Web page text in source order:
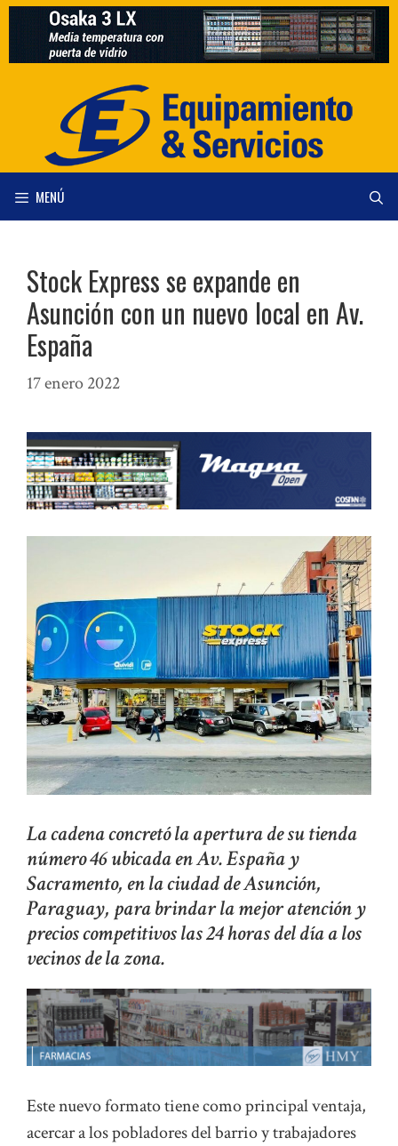
Saltar
contenido
MENÚ
Stock Express se expande en
Asunción con un nuevo local en Av.
España
17 enero 2022
La cadena concretó la apertura de su tienda
número 46 ubicada en Av. España y
Sacramento, en la ciudad de Asunción,
Paraguay, para brindar la mejor atención y
precios competitivos las 24 horas del día a los
vecinos de la zona.
Este nuevo formato tiene como principal ventaja,
acercar a los pobladores del barrio y trabajadores